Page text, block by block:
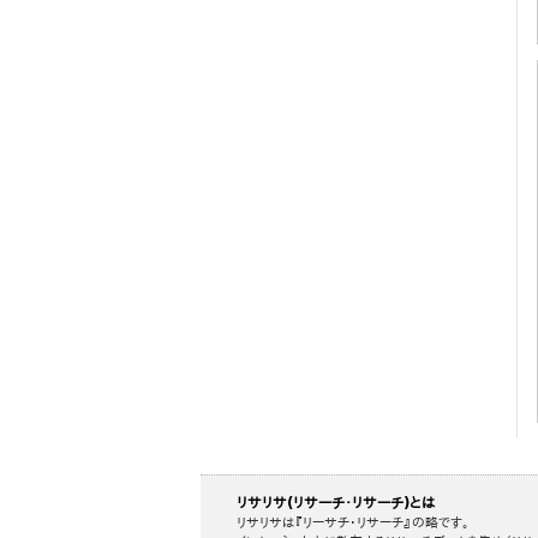
リサリサ(リサーチ・リサーチ)とは
リサリサは『リーサチ・リサーチ』の略です。